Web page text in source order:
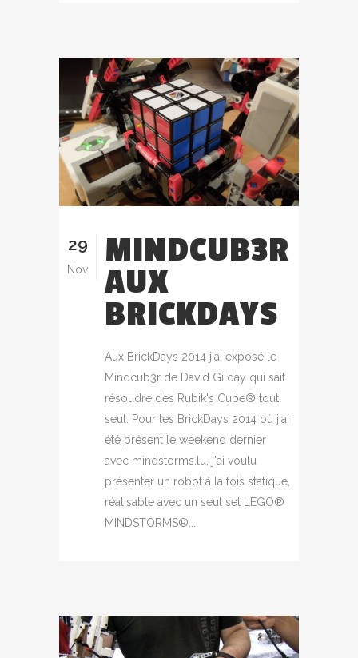
29
Nov
MINDCUB3R
AUX
BRICKDAYS
Aux BrickDays 2014 j'ai exposé le
Mindcub3r de David Gilday qui sait
résoudre des Rubik's Cube® tout
seul. Pour les BrickDays 2014 où j'ai
été présent le weekend dernier
avec mindstorms.lu, j'ai voulu
présenter un robot à la fois statique,
réalisable avec un seul set LEGO®
MINDSTORMS®...